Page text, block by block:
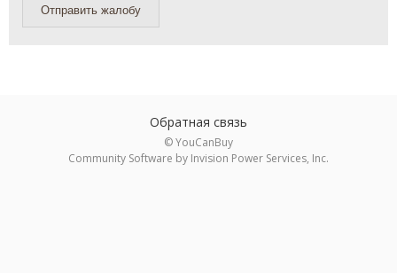
Отправить жалобу
Обратная связь
© YouCanBuy
Community Software by Invision Power Services, Inc.